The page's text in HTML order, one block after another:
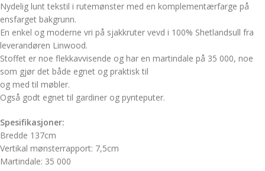
Nydelig lunt tekstil i rutemønster med en komplementærfarge på
ensfarget bakgrunn.
En enkel og moderne vri på sjakkruter vevd i 100% Shetlandsull fra
leverandøren Linwood.
Stoffet er noe flekkavvisende og har en martindale på 35 000, noe
som gjør det både egnet og praktisk til
og med til møbler.
Også godt egnet til gardiner og pynteputer.
Spesifikasjoner:
Bredde 137cm
Vertikal mønsterrapport: 7,5cm
Martindale: 35 000